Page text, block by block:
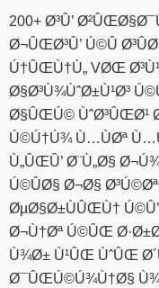
200+ Ø³Û’
Ø¬ÛŒØ³Û’ Ú©Û
Ú†ÛŒÙ†Ù„ VØŒ
Ø§Ø³Ù¾ÙˆØ±Ù¹Ø³
Ø§ÛŒÚ© ÙˆØ³ÛŒØ¹
Ú©Ú†Ú¾ Ù…ÙØª
Ù„ÛŒÛ’ Ø¨Ù„Ø§
Ú©ÛØ§ Ø¬Ø§
ØµØ§Ø±ÙÛŒÙ†
Ø¬Ù†Øª Ú©ÛŒ Ø·Ø±Ø­
Ù¾Ø± Ù¹ÛŒ ÙˆÛŒ
Ø¯ÛŒÚ©Ú¾Ù†Ø§